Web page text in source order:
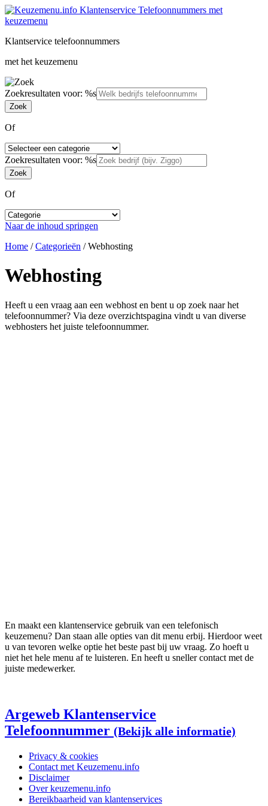
Klantservice telefoonnummers
met het keuzemenu
Zoekresultaten voor: %s
Of
Zoekresultaten voor: %s
Of
Naar de inhoud springen
Home /Categorieën /Webhosting
Webhosting
Heeft u een vraag aan een webhost en bent u op zoek naar het
telefoonnummer? Via deze overzichtspagina vindt u van diverse
webhosters het juiste telefoonnummer.
En maakt een klantenservice gebruik van een telefonisch
keuzemenu? Dan staan alle opties van dit menu erbij. Hierdoor weet
u van tevoren welke optie het beste past bij uw vraag. Zo hoeft u
niet het hele menu af te luisteren. En heeft u sneller contact met de
juiste medewerker.
Argeweb Klantenservice
Telefoonnummer (Bekijk alle informatie)
Privacy & cookies
Contact met Keuzemenu.info
Disclaimer
Over keuzemenu.info
Bereikbaarheid van klantenservices